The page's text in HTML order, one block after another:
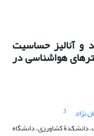
و آنالیز حساسیت
هواشناسی در
نژاد
3
کشاورزی، دانشگاه